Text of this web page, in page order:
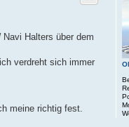
Halters über dem
verdreht sich immer
meine richtig fest.